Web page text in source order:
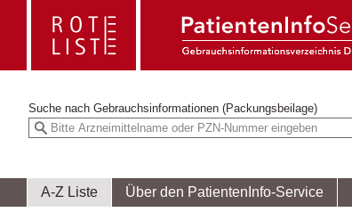
Suche nach Gebrauchsinformationen (Packungsbeilage)
A-Z Liste Über den PatientenInfo-Service